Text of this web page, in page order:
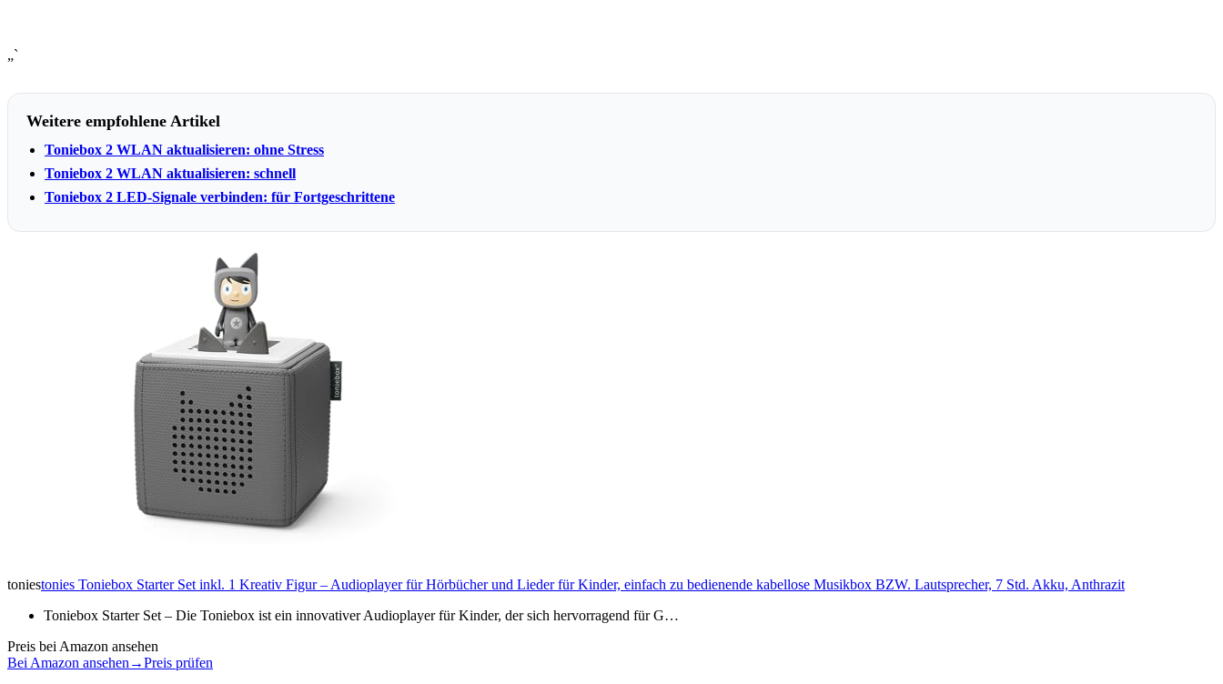
„`
Weitere empfohlene Artikel
Toniebox 2 WLAN aktualisieren: ohne Stress
Toniebox 2 WLAN aktualisieren: schnell
Toniebox 2 LED-Signale verbinden: für Fortgeschrittene
toniestonies Toniebox Starter Set inkl. 1 Kreativ Figur – Audioplayer für Hörbücher und Lieder für Kinder, einfach zu bedienende kabellose Musikbox BZW. Lautsprecher, 7 Std. Akku, Anthrazit
Toniebox Starter Set – Die Toniebox ist ein innovativer Audioplayer für Kinder, der sich hervorragend für G…
Preis bei Amazon ansehen
Bei Amazon ansehen →Preis prüfen